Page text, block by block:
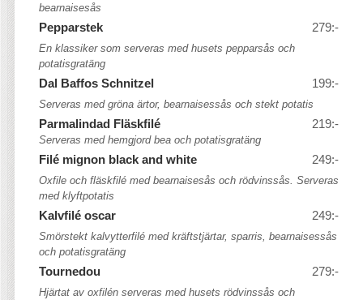
bearnaisesås
Pepparstek 279:-
En klassiker som serveras med husets pepparsås och
potatisgratäng
Dal Baffos Schnitzel 199:-
Serveras med gröna ärtor, bearnaisessås och stekt potatis
Parmalindad Fläskfilé 219:-
Serveras med hemgjord bea och potatisgratäng
Filé mignon black and white 249:-
Oxfile och fläskfilé med bearnaisesås och rödvinssås. Serveras
med klyftpotatis
Kalvfilé oscar 249:-
Smörstekt kalvytterfilé med kräftstjärtar, sparris, bearnaisessås
och potatisgratäng
Tournedou 279:-
Hjärtat av oxfilén serveras med husets rödvinssås och